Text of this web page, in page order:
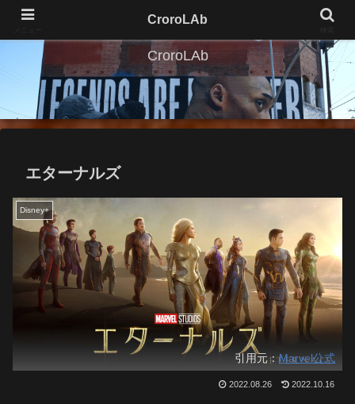
CroroLAb
エターナルズ
Disney+
引用元：Marvel公式
2022.08.26 2022.10.16
CroroLAb